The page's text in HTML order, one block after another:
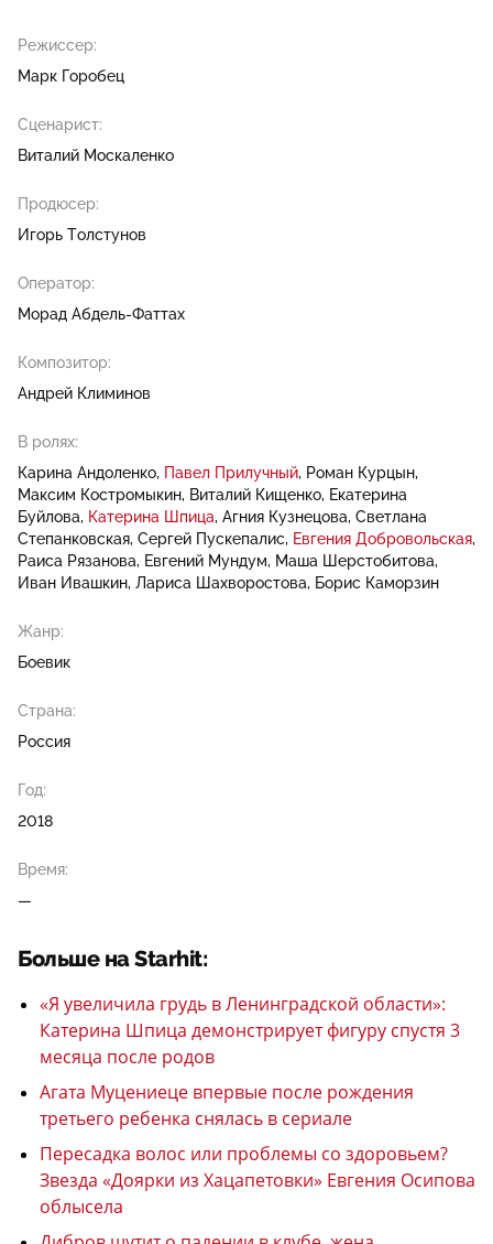
Режиссер:
Марк Горобец
Сценарист:
Виталий Москаленко
Продюсер:
Игорь Толстунов
Оператор:
Морад Абдель-Фаттах
Композитор:
Андрей Климинов
В ролях:
Карина Андоленко Павел Прилучный Роман Курцын
Максим Костромыкин Виталий Кищенко Екатерина
Буйлова Катерина Шпица Агния Кузнецова Светлана
Степанковская Сергей Пускепалис Евгения Добровольская
Раиса Рязанова Евгений Мундум
Маша Шерстобитова
Иван Ивашкин Лариса Шахворостова Борис Каморзин
Жанр:
Боевик
Страна:
Россия
Год:
2018
Время:
—
Больше на Starhit:
«Я увеличила грудь в Ленинградской области»:
Катерина Шпица демонстрирует фигуру спустя 3
месяца после родов
Агата Муцениеце впервые после рождения
третьего ребенка снялась в сериале
Пересадка волос или проблемы со здоровьем?
Звезда «Доярки из Хацапетовки» Евгения Осипова
облысела